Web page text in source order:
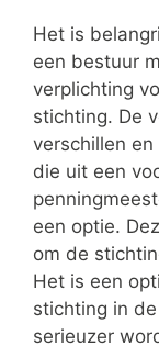
Het is
een bestuur
verplichting
stichting. De
verschillen
die uit een
een optie.
om de
Het is een
stichting in
serieuzer